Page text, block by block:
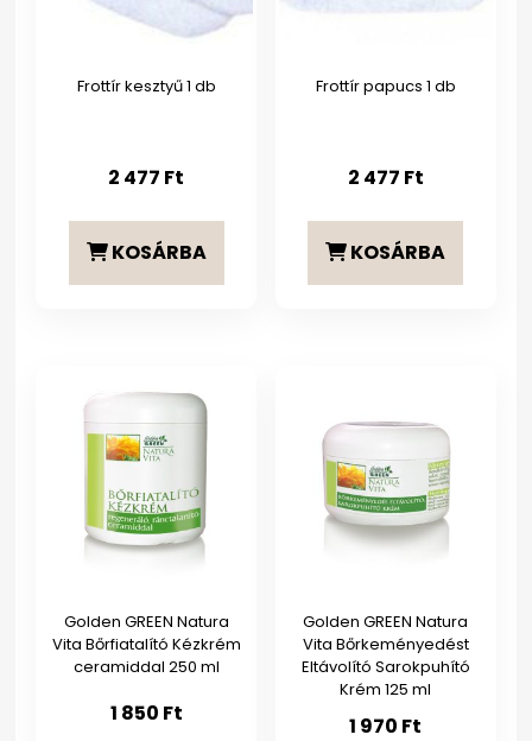
Frottír kesztyű 1 db
2 477 Ft
KOSÁRBA
Frottír papucs 1 db
2 477 Ft
KOSÁRBA
Golden GREEN Natura
Vita Bőrfiatalító Kézkrém
ceramiddal 250 ml
1 850 Ft
Golden GREEN Natura
Vita Bőrkeményedést
Eltávolító Sarokpuhító
Krém 125 ml
1 970 Ft